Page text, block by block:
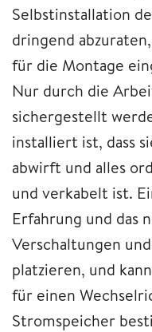
Selbstinstallation
dringend
für die Montage
Nur durch die
sichergestellt
installiert ist, dass
abwirft und alles
und verkabelt ist.
Erfahrung und das
Verschaltungen
platzieren, und
für einen
Stromspeicher